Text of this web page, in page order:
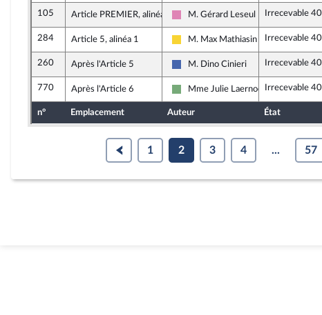
105 Article PREMIER, alinéa 17
Socialistes et apparentés (membre
M. Gérard Leseul Irrecevable 40
284 Article 5, alinéa 1
Libertés, Indépendants, Outre-mer
M. Max Mathiasin Irrecevable 40
260 Après l'Article 5
Les Républicains
M. Dino Cinieri Irrecevable 40
770 Après l'Article 6
Écologiste - NUPES
Mme Julie LaernoesIrrecevable 40
n° Emplacement Auteur État
1 2 3 4 ... 57